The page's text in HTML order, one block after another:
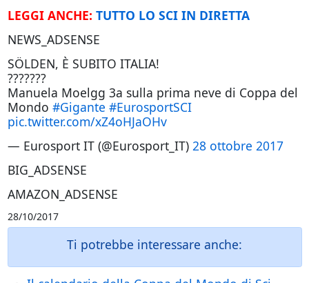
LEGGI ANCHE: TUTTO LO SCI IN DIRETTA
NEWS_ADSENSE
SÖLDEN, È SUBITO ITALIA!
???????
Manuela Moelgg 3a sulla prima neve di Coppa del
Mondo #Gigante #EurosportSCI
pic.twitter.com/xZ4oHJaOHv
— Eurosport IT (@Eurosport_IT) 28 ottobre 2017
BIG_ADSENSE
AMAZON_ADSENSE
28/10/2017
Ti potrebbe interessare anche: